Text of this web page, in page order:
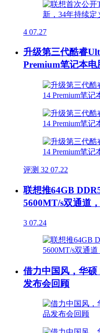
4 07.27
升级第三代酷睿
Premium笔记本电
评测 32 07.22
联想推64GB
5600MT/s双通道
3 07.24
借力中国风，华
发布会回顾